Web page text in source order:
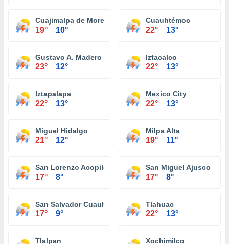
Cuajimalpa de Morelos
19° 10°
Cuauhtémoc
22° 13°
Gustavo A. Madero
23° 12°
Iztacalco
22° 13°
Iztapalapa
22° 13°
Mexico City
22° 13°
Miguel Hidalgo
21° 12°
Milpa Alta
19° 11°
San Lorenzo Acopilco
17° 8°
San Miguel Ajusco
17° 8°
San Salvador Cuauhtenco
17° 9°
Tlahuac
22° 13°
Tlalpan Xochimilco